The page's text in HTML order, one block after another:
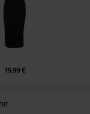
19,99 €